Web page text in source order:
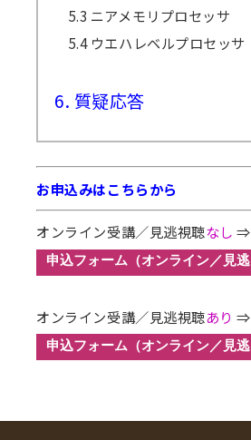
5.3 ニアメモリプロセッサ
5.4 ウエハレベルプロセッサ
6. 質疑応答
お申込みはこちらから
オンライン受講／見逃視聴なし ⇒
オンライン受講／見逃視聴あり ⇒